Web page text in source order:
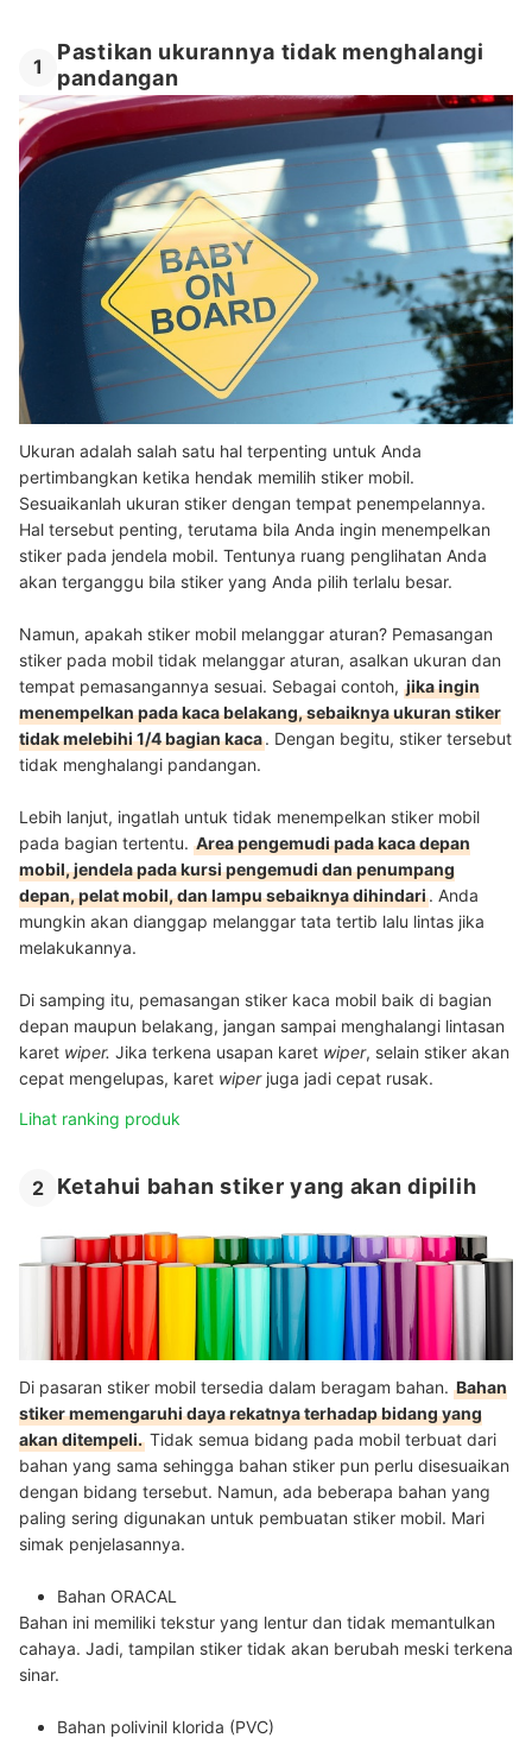
1
Pastikan ukurannya tidak menghalangi
pandangan
Ukuran adalah salah satu hal terpenting untuk Anda
pertimbangkan ketika hendak memilih stiker mobil.
Sesuaikanlah ukuran stiker dengan tempat penempelannya.
Hal tersebut penting, terutama bila Anda ingin menempelkan
stiker pada jendela mobil. Tentunya ruang penglihatan Anda
akan terganggu bila stiker yang Anda pilih terlalu besar.
Namun, apakah stiker mobil melanggar aturan? Pemasangan
stiker pada mobil tidak melanggar aturan, asalkan ukuran dan
tempat pemasangannya sesuai. Sebagai contoh, jika ingin
menempelkan pada kaca belakang, sebaiknya ukuran stiker
tidak melebihi 1/4 bagian kaca. Dengan begitu, stiker tersebut
tidak menghalangi pandangan.
Lebih lanjut, ingatlah untuk tidak menempelkan stiker mobil
pada bagian tertentu. Area pengemudi pada kaca depan
mobil, jendela pada kursi pengemudi dan penumpang
depan, pelat mobil, dan lampu sebaiknya dihindari. Anda
mungkin akan dianggap melanggar tata tertib lalu lintas jika
melakukannya.
Di samping itu, pemasangan stiker kaca mobil baik di bagian
depan maupun belakang, jangan sampai menghalangi lintasan
karet wiper. Jika terkena usapan karet wiper, selain stiker akan
cepat mengelupas, karet wiper juga jadi cepat rusak.
Lihat ranking produk
2 Ketahui bahan stiker yang akan dipilih
Di pasaran stiker mobil tersedia dalam beragam bahan. Bahan
stiker memengaruhi daya rekatnya terhadap bidang yang
akan ditempeli. Tidak semua bidang pada mobil terbuat dari
bahan yang sama sehingga bahan stiker pun perlu disesuaikan
dengan bidang tersebut. Namun, ada beberapa bahan yang
paling sering digunakan untuk pembuatan stiker mobil. Mari
simak penjelasannya.
Bahan ORACAL
Bahan ini memiliki tekstur yang lentur dan tidak memantulkan
cahaya. Jadi, tampilan stiker tidak akan berubah meski terkena
sinar.
Bahan polivinil klorida (PVC)